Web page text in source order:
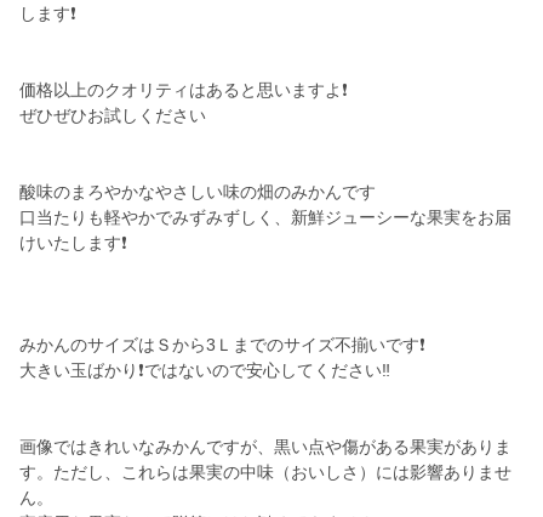
します❗
価格以上のクオリティはあると思いますよ❗
ぜひぜひお試しください
酸味のまろやかなやさしい味の畑のみかんです
口当たりも軽やかでみずみずしく、新鮮ジューシーな果実をお届
けいたします❗
みかんのサイズはＳから3Ｌまでのサイズ不揃いです❗
大きい玉ばかり❗ではないので安心してください‼️
画像ではきれいなみかんですが、黒い点や傷がある果実がありま
す。ただし、これらは果実の中味（おいしさ）には影響ありませ
ん。